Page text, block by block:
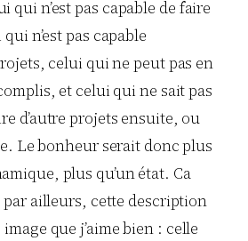
qui n’est pas capable de faire
n’est pas capable
celui qui ne peut pas en
et celui qui ne sait pas
d’autre projets ensuite, ou
Le bonheur serait donc plus
plus qu’un état. Ca
par ailleurs, cette description
que j’aime bien : celle